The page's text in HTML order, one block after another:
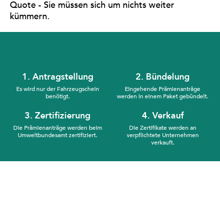
Quote - Sie müssen sich um nichts weiter
kümmern.
1. Antragstellung
Es wird nur der Fahrzeugschein
benötigt.
2. Bündelung
Eingehende Prämienanträge
werden in einem Paket gebündelt.
3. Zertifizierung
Die Prämienanträge werden beim
Umweltbundesamt zertifiziert.
4. Verkauf
Die Zertifikate werden an
verpflichtete Unternehmen
verkauft.